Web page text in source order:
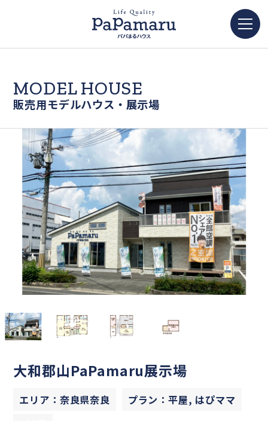
MODEL HOUSE
販売用モデルハウス・展示場
大和郡山PaPamaru展示場
エリア：奈良県奈良
プラン：平屋, はぴママ